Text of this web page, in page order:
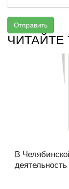
Отправить
ЧИТАЙТЕ
В